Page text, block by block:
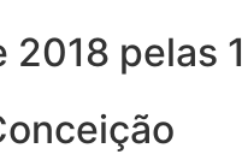
pelas